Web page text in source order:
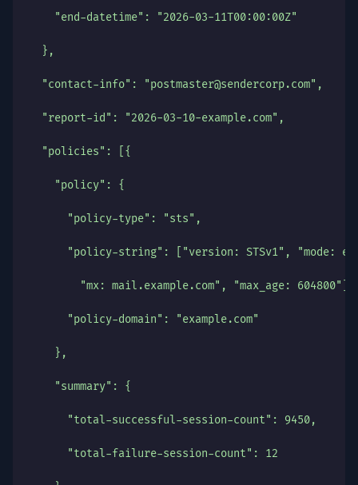
    "end-datetime": "2026-03-11T00:00:00Z"
  },
  "contact-info": "postmaster@sendercorp.com",
  "report-id": "2026-03-10-example.com",
  "policies": [{
    "policy": {
      "policy-type": "sts",
"policy-string": ["version: STSv1", "mode:
        "mx: mail.example.com", "max_age: 604800"],
      "policy-domain": "example.com"
    },
    "summary": {
      "total-successful-session-count": 9450,
      "total-failure-session-count": 12